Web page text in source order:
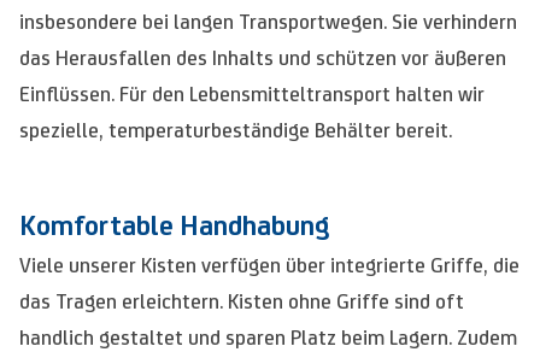
insbesondere bei langen Transportwegen. Sie verhindern
das Herausfallen des Inhalts und schützen vor äußeren
Einflüssen. Für den Lebensmitteltransport halten wir
spezielle, temperaturbeständige Behälter bereit.
Komfortable Handhabung
Viele unserer Kisten verfügen über integrierte Griffe, die
das Tragen erleichtern. Kisten ohne Griffe sind oft
handlich gestaltet und sparen Platz beim Lagern. Zudem